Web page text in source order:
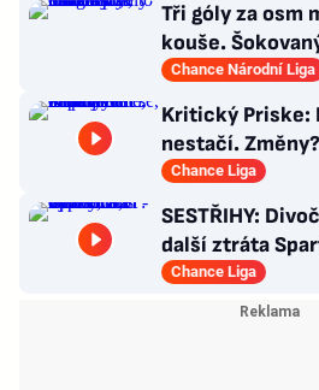
Tři góly za osm
kouše.
ho*no, řešíme
Chance Národní Liga
Kritický Priske:
nestačí.
nedokážu
Chance Liga
SESTŘIHY:
další ztráta
Zlín -
Chance Liga